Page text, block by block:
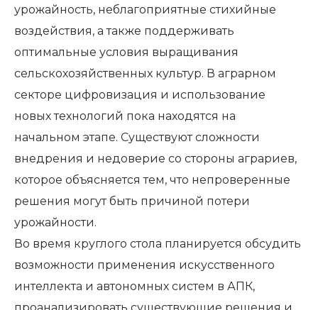
урожайность, неблагоприятные стихийные
воздействия, а также поддерживать
оптимальные условия выращивания
сельскохозяйственных культур. В аграрном
секторе цифровизация и использование
новых технологий пока находятся на
начальном этапе. Существуют сложности
внедрения и недоверие со стороны аграриев,
которое объясняется тем, что непроверенные
решения могут быть причиной потери
урожайности.
Во время круглого стола планируется обсудить
возможности применения искусственного
интеллекта и автономных систем в АПК,